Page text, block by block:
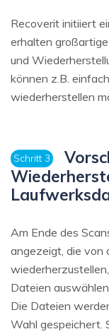
Recoverit initiiert
erhalten
und
können z.B.
wiederherstellen
Schritt 3
Am Ende des
angezeigt, die von
Dateien
Die Dateien
Wahl gespeichert.